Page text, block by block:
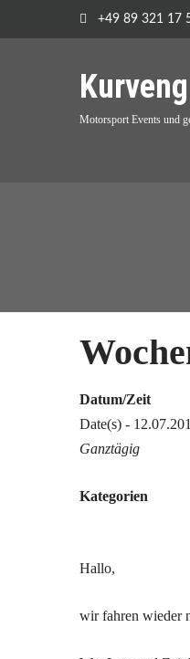
+49 89 321 17
Motorsport Events und
Datum/Zeit
Date(s) -
Ganztägig
Kategorien
Hallo,
wir fahren wieder